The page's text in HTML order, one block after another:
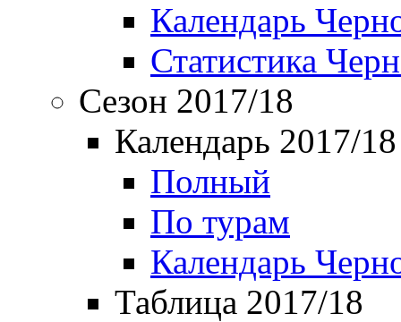
Календарь
Статистика
Сезон 2017/18
Календарь 2017/18
Полный
По турам
Календарь
Таблица 2017/18